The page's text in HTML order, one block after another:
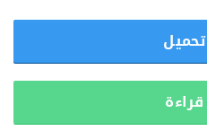
تحميل
قراءة